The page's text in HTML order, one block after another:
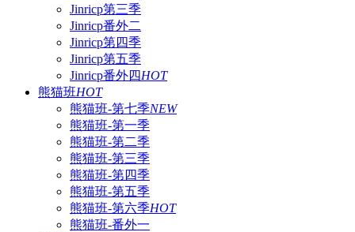
Jinricp第三季
Jinricp番外二
Jinricp第四季
Jinricp第五季
Jinricp番外四HOT
熊猫班HOT
熊猫班-第七季NEW
熊猫班-第一季
熊猫班-第二季
熊猫班-第三季
熊猫班-第四季
熊猫班-第五季
熊猫班-第六季HOT
熊猫班-番外一